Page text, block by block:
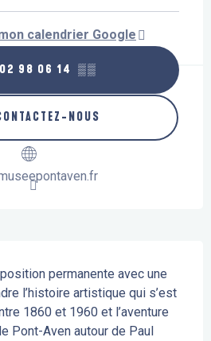
calendrier Google
02 98 06 14 ▒▒
NOUS
permanente avec une
l’histoire artistique qui s’est
1860 et 1960 et l’aventure
Pont-Aven autour de Paul